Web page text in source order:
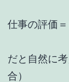
仕事の評価
だと自然に
合）